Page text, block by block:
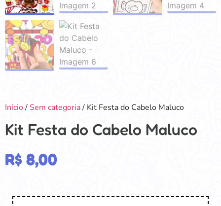
Início/ Sem categoria/ Kit Festa do Cabelo Maluco
Kit Festa do Cabelo Maluco
R$ 8,00